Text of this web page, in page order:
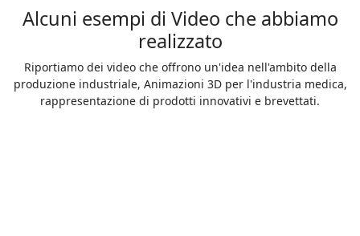
Alcuni esempi di Video che abbiamo
realizzato
Riportiamo dei video che offrono un'idea nell'ambito della
produzione industriale, Animazioni 3D per l'industria medica,
rappresentazione di prodotti innovativi e brevettati.